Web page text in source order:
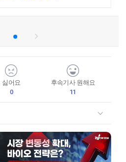
싫어요
0
후속기사 원해요
11